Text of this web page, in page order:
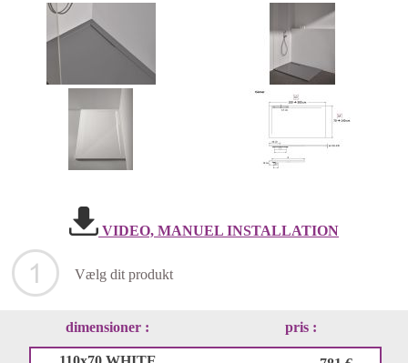
VIDEO, MANUEL INSTALLATION
Vælg dit produkt
dimensioner : pris :